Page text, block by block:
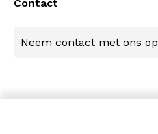
Contact
Neem contact met ons op